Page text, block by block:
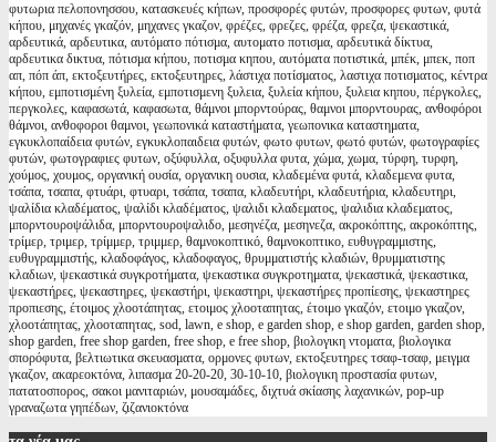
φυτωρια πελοπονησσου, κατασκευές κήπων, προσφορές φυτών, προσφορες φυτων, φυτά
κήπου, μηχανές γκαζόν, μηχανες γκαζον, φρέζες, φρεζες, φρέζα, φρεζα, ψεκαστικά,
αρδευτικά, αρδευτικα, αυτόματο πότισμα, αυτοματο ποτισμα, αρδευτικά δίκτυα,
αρδευτικα δικτυα, πότισμα κήπου, ποτισμα κηπου, αυτόματα ποτιστικά, μπέκ, μπεκ, ποπ
απ, πόπ άπ, εκτοξευτήρες, εκτοξευτηρες, λάστιχα ποτίσματος, λαστιχα ποτισματος, κέντρα
κήπου, εμποτισμένη ξυλεία, εμποτισμενη ξυλεια, ξυλεία κήπου, ξυλεια κηπου, πέργκολες,
περγκολες, καφασωτά, καφασωτα, θάμνοι μπορντούρας, θαμνοι μπορντουρας, ανθοφόροι
θάμνοι, ανθοφοροι θαμνοι, γεωπονικά καταστήματα, γεωπονικα καταστηματα,
εγκυκλοπαίδεια φυτών, εγκυκλοπαιδεια φυτών, φωτο φυτων, φωτό φυτών, φωτογραφίες
φυτών, φωτογραφιες φυτων, οξύφυλλα, οξυφυλλα φυτα, χώμα, χωμα, τύρφη, τυρφη,
χούμος, χουμος, οργανική ουσία, οργανικη ουσια, κλαδεμένα φυτά, κλαδεμενα φυτα,
τσάπα, τσαπα, φτυάρι, φτυαρι, τσάπα, τσαπα, κλαδευτήρι, κλαδευτήρια, κλαδευτηρι,
ψαλίδια κλαδέματος, ψαλίδι κλαδέματος, ψαλιδι κλαδεματος, ψαλιδια κλαδεματος,
μπορντουροψάλιδα, μπορντουροψαλιδο, μεσηνέζα, μεσηνεζα, ακροκόπτης, ακροκόπτης,
τρίμερ, τριμερ, τρίμμερ, τριμμερ, θαμνοκοπτικό, θαμνοκοπτικο, ευθυγραμμιστης,
ευθυγραμμιστής, κλαδοφάγος, κλαδοφαγος, θρυμματιστής κλαδιών, θρυμματιστης
κλαδιων, ψεκαστικά συγκροτήματα, ψεκαστικα συγκροτηματα, ψεκαστικά, ψεκαστικα,
ψεκαστήρες, ψεκαστηρες, ψεκαστήρι, ψεκαστηρι, ψεκαστήρες προπίεσης, ψεκαστηρες
προπιεσης, έτοιμος χλοοτάπητας, ετοιμος χλοοταπητας, έτοιμο γκαζόν, ετοιμο γκαζον,
χλοοτάπητας, χλοοταπητας, sod, lawn, e shop, e garden shop, e shop garden, garden shop,
shop garden, free shop garden, free shop, e free shop, βιολογικη ντοματα, βιολογικα
σπορόφυτα, βελτιωτικα σκευασματα, ορμονες φυτων, εκτοξευτηρες τσαφ-τσαφ, μειγμα
γκαζον, ακαρεοκτόνα, λιπασμα 20-20-20, 30-10-10, βιολογικη προστασία φυτων,
πατατοσπορος, σακοι μανιταριών, μουσαμάδες, διχτυά σκίασης λαχανικών, pop-up
γραναζωτα γηπέδων, ζιζανιοκτόνα